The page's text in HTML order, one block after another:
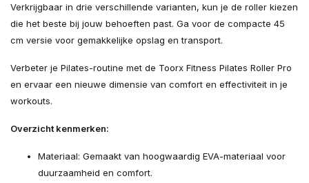
Verkrijgbaar in drie verschillende varianten, kun je de roller kiezen
die het beste bij jouw behoeften past. Ga voor de compacte 45
cm versie voor gemakkelijke opslag en transport.
Verbeter je Pilates-routine met de Toorx Fitness Pilates Roller Pro
en ervaar een nieuwe dimensie van comfort en effectiviteit in je
workouts.
Overzicht kenmerken:
Materiaal: Gemaakt van hoogwaardig EVA-materiaal voor
duurzaamheid en comfort.